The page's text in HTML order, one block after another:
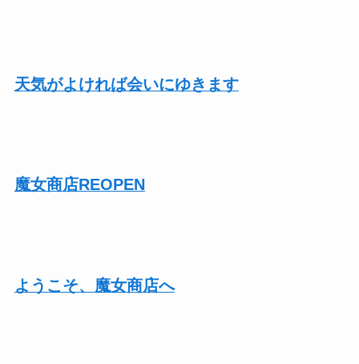
天気がよければ会いにゆきます
魔女商店REOPEN
ようこそ、魔女商店へ